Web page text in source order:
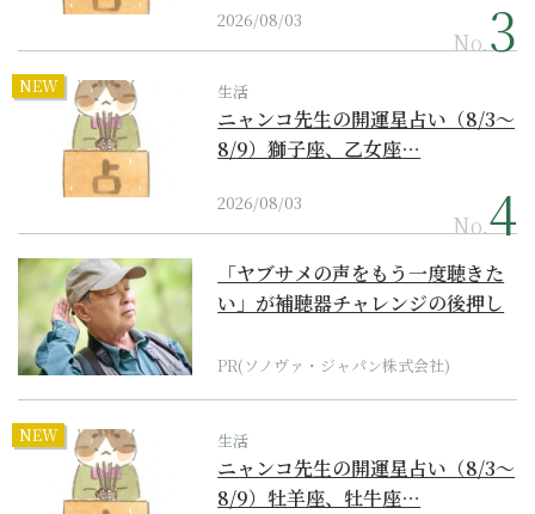
2026/08/03
No.
NEW 生活
ニャンコ先生の開運星占い（8/3～
8/9）獅子座、乙女座…
2026/08/03
No.
「ヤブサメの声をもう一度聴きた
い」が補聴器チャレンジの後押し
PR(ソノヴァ・ジャパン株式会社)
NEW 生活
ニャンコ先生の開運星占い（8/3～
8/9）牡羊座、牡牛座…